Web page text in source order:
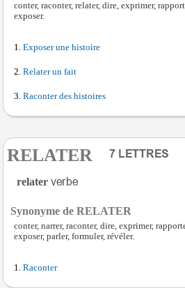
conter, raconter, relater, dire, exprimer,
exposer.
Exposer une histoire
Relater un fait
Raconter des histoires
RELATER
relater
Synonyme de RELATER
conter, narrer, raconter, dire, exprimer,
exposer, parler, formuler, révéler.
Raconter